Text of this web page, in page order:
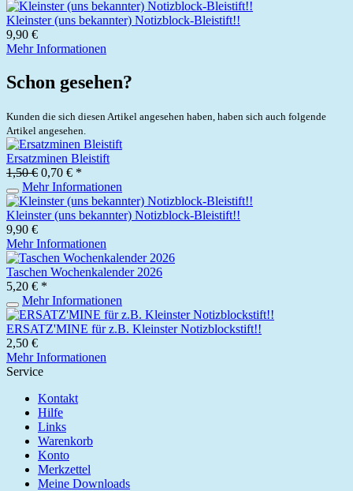
Kleinster (uns bekannter) Notizblock-Bleistift!!
9,90 €
Mehr Informationen
Schon gesehen?
Kunden die sich diesen Artikel angesehen haben, haben sich auch folgende
Artikel angesehen.
Ersatzminen Bleistift
1,50 € 0,70 € *
Mehr Informationen
Kleinster (uns bekannter) Notizblock-Bleistift!!
9,90 €
Mehr Informationen
Taschen Wochenkalender 2026
5,20 € *
Mehr Informationen
ERSATZ'MINE für z.B. Kleinster Notizblockstift!!
2,50 €
Mehr Informationen
Service
Kontakt
Hilfe
Links
Warenkorb
Konto
Merkzettel
Meine Downloads